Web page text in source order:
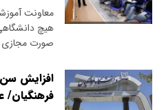
معاونت
هیچ
صورت مجازی
افزایش سن